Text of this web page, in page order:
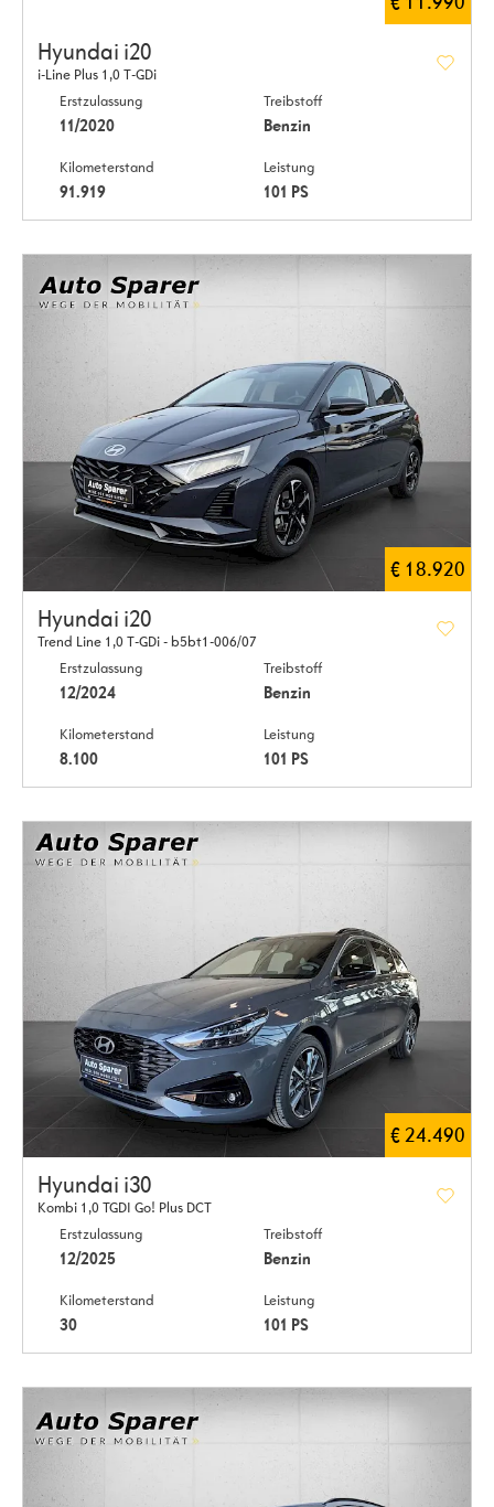
Hyundai i20
i-Line Plus 1,0 T-GDi
Erstzulassung
11/2020
Treibstoff
Benzin
Kilometerstand
91.919
Leistung
101 PS
€ 18.920
Hyundai i20
Trend Line 1,0 T-GDi - b5bt1-006/07
Erstzulassung
12/2024
Treibstoff
Benzin
Kilometerstand
8.100
Leistung
101 PS
€ 24.490
Hyundai i30
Kombi 1,0 TGDI Go! Plus DCT
Erstzulassung
12/2025
Treibstoff
Benzin
Kilometerstand
30
Leistung
101 PS